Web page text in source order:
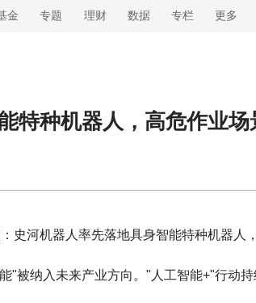
金 专题 理财 数据 专栏 更多
特种机器人，高危作业场
：史河机器人率先落地具身智能特种机器人
"被纳入未来产业方向。"人工智能+"行动